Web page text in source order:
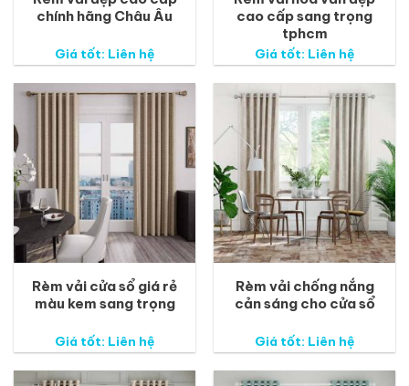
chính hãng Châu Âu
Giá tốt: Liên hệ
cao cấp sang trọng
tphcm
Giá tốt: Liên hệ
Rèm vải cửa sổ giá rẻ
màu kem sang trọng
Giá tốt: Liên hệ
Rèm vải chống nắng
cản sáng cho cửa sổ
Giá tốt: Liên hệ